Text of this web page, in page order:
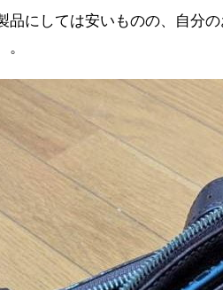
品にしては安いものの、自分